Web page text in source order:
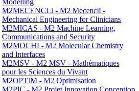
Modelling
M2MECENCLI - M2 Mecencli -
Mechanical Engineering for Clinicians
M2MICAS - M2 Machine Learning,
Communications and Security
M2MOCHI - M2 Molecular Chemistry
and Interfaces
M2MSV - M2 MSV - Mathématiques
pour les Sciences du Vivant
M2OPTIM - M2 Optimisation
M2PIC - M2 Projet Innovation Conception